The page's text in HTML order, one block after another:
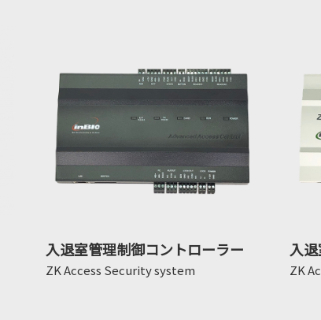
入退室管理制御コントローラー
ZK Access Security system
入
ZK